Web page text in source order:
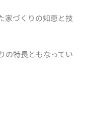
家づくりの知恵と技
の特長ともなってい